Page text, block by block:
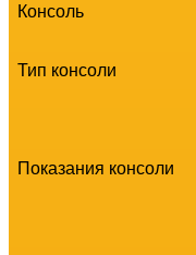
Консоль
Тип консоли
Показания консоли